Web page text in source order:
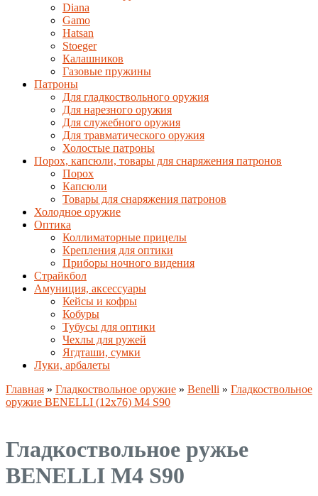
Diana
Gamo
Hatsan
Stoeger
Калашников
Газовые пружины
Патроны
Для гладкоствольного оружия
Для нарезного оружия
Для служебного оружия
Для травматического оружия
Холостые патроны
Порох, капсюли, товары для снаряжения патронов
Порох
Капсюли
Товары для снаряжения патронов
Холодное оружие
Оптика
Коллиматорные прицелы
Крепления для оптики
Приборы ночного видения
Страйкбол
Амуниция, аксессуары
Кейсы и кофры
Кобуры
Тубусы для оптики
Чехлы для ружей
Ягдташи, сумки
Луки, арбалеты
Главная » Гладкоствольное оружие » Benelli » Гладкоствольное
оружие BENELLI (12x76) M4 S90
Гладкоствольное ружье
BENELLI M4 S90